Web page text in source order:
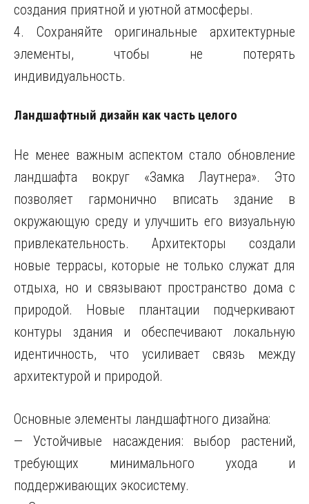
создания приятной и уютной атмосферы.
4. Сохраняйте оригинальные архитектурные
элементы, чтобы не потерять
индивидуальность.
Ландшафтный дизайн как часть целого
Не менее важным аспектом стало обновление
ландшафта вокруг «Замка Лаутнера». Это
позволяет гармонично вписать здание в
окружающую среду и улучшить его визуальную
привлекательность. Архитекторы создали
новые террасы, которые не только служат для
отдыха, но и связывают пространство дома с
природой. Новые плантации подчеркивают
контуры здания и обеспечивают локальную
идентичность, что усиливает связь между
архитектурой и природой.
Основные элементы ландшафтного дизайна:
— Устойчивые насаждения: выбор растений,
требующих минимального ухода и
поддерживающих экосистему.